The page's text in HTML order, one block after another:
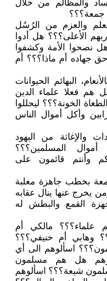
والمظالم من خلال
جمعة؟؟؟
والعزم من الرُسُل
الأعلى؟؟؟ هل أدوا
هل نصحوا الأمة وكشفوا
جهاده أم ماذا؟؟؟ أم
البهائم الحيوانات
هم فعلا علماء الدين
الخونة؟؟؟ ليحللوا
وأكل أموال الناس
والإغاثة من اليهود
أموال المسلمين؟؟؟
وأنتم قائمون على
بخطب جاهزة معلبة
يخرج عنها ينال عقابه
القمع والبطش له
مالكي أم
وهابي أم حنيفي؟؟؟
اسألوهم الى أي
هل هم مسلمون
شيعة؟؟؟ اسألوهم